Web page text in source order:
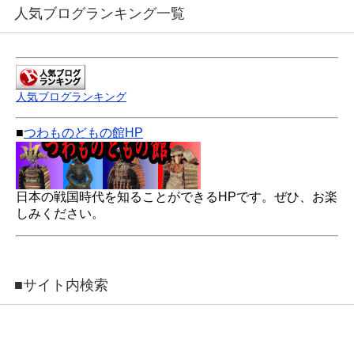
人気ブログランキング一覧
人気ブログランキング
■つわものどもの館HP
日本の戦国時代を知ることができるHPです。ぜひ、お楽
しみください。
■サイト内検索